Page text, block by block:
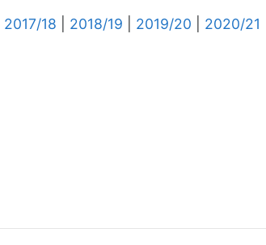
2017/18 2018/19 2019/20
2020/21